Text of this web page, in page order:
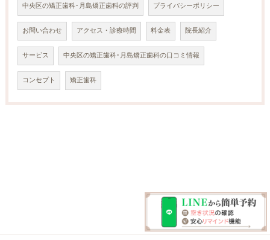
中央区の矯正歯科･月島矯正歯科の評判 プライバシーポリシー
お問い合わせ アクセス・診療時間 料金表 院長紹介
サービス 中央区の矯正歯科･月島矯正歯科の口コミ情報
コンセプト 矯正歯科